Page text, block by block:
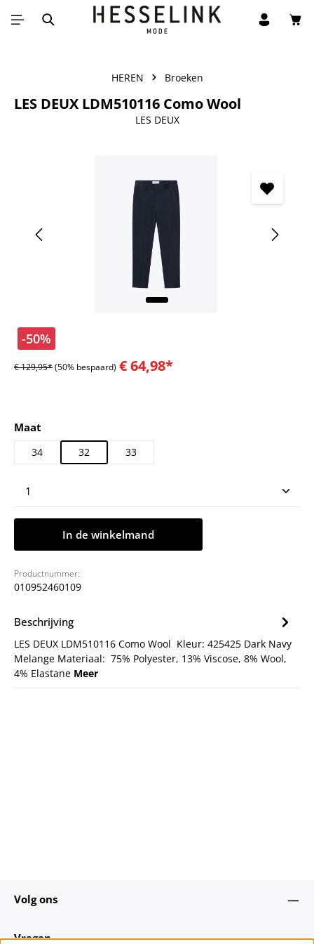
Ga naar de hoofdinhoud
HEREN Broeken
LES DEUX LDM510116 Como Wool
LES DEUX
-50%
€ 129,95*(50% bespaard) € 64,98*
Selecteer
Maat
34 32 33
Producthoeveelheid: Voer de gewenste
In de winkelmand
Productnummer:
010952460109
Beschrijving
LES DEUX LDM510116 Como Wool Kleur: 425425 Dark Navy
Melange Materiaal: 75% Polyester, 13% Viscose, 8% Wool,
4% Elastane Meer
Volg ons
Vragen